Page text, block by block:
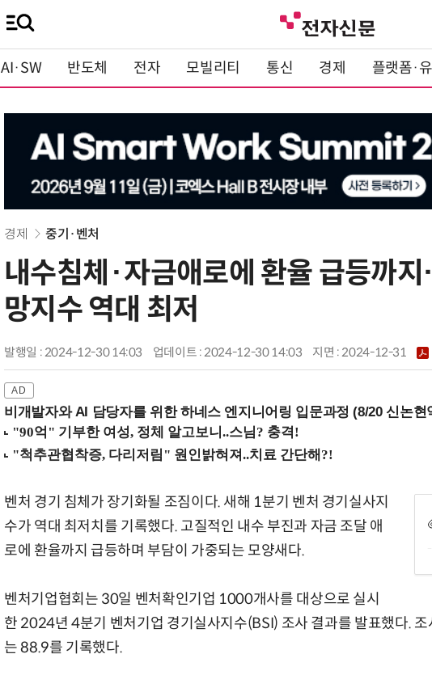
AI·SW 반도체 전자 모빌리티 통신 경제 플랫폼·
경제 중기·벤처
내수침체·자금애로에 환율 급등까
망지수 역대 최저
발행일 : 2024-12-30 14:03 업데이트 : 2024-12-30 14:03 지면 :2024-12-31
비개발자와 AI 담당자를 위한 하네스 엔지니어링 입문과정 (8/20 신논현
벤처 경기 침체가 장기화될 조짐이다. 새해 1분기 벤처 경기실사지
수가 역대 최저치를 기록했다. 고질적인 내수 부진과 자금 조달 애
로에 환율까지 급등하며 부담이 가중되는 모양새다.
벤처기업협회는 30일 벤처확인기업 1000개사를 대상으로 실시
한 2024년 4분기 벤처기업 경기실사지수(BSI) 조사 결과를 발표했다.
는 88.9를 기록했다.